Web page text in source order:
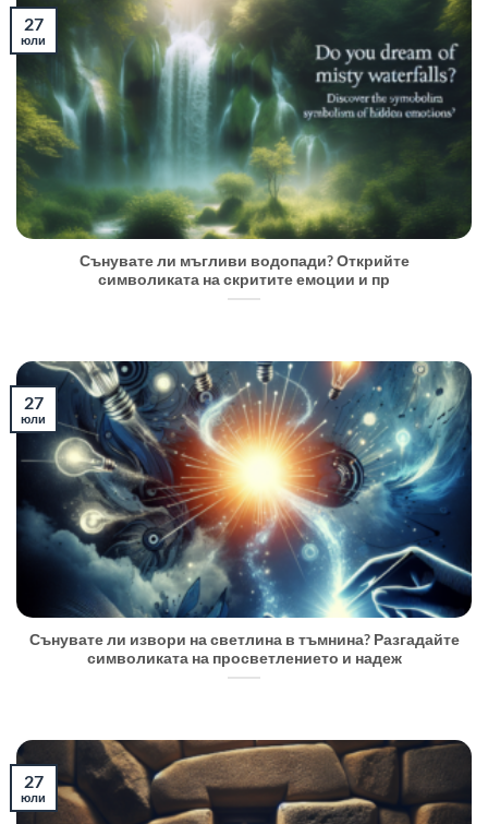
Сънувате ли мъгливи водопади? Открийте
символиката на скритите емоции и пр
27
юли
Сънувате ли извори на светлина в тъмнина? Разгадайте
символиката на просветлението и надеж
27
юли
27
юли